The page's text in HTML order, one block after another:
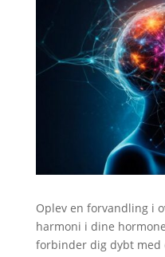
Oplev en forvandling i
harmoni i dine
forbinder dig dybt med